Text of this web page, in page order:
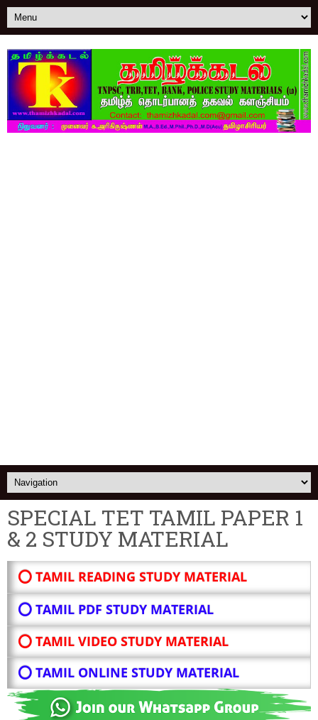
SPECIAL TET TAMIL PAPER 1
& 2 STUDY MATERIAL
⭕ TAMIL READING STUDY MATERIAL
⭕ TAMIL PDF STUDY MATERIAL
⭕ TAMIL VIDEO STUDY MATERIAL
⭕ TAMIL ONLINE STUDY MATERIAL